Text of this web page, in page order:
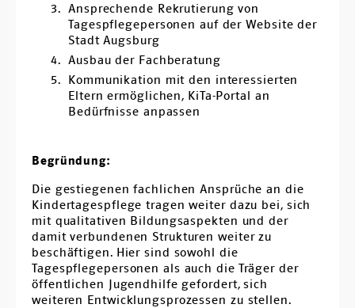
Ansprechende Rekrutierung von
Tagespflegepersonen auf der Website der
Stadt Augsburg
Ausbau der Fachberatung
Kommunikation mit den interessierten
Eltern ermöglichen, KiTa-Portal an
Bedürfnisse anpassen
Begründung:
Die gestiegenen fachlichen Ansprüche an die
Kindertagespflege tragen weiter dazu bei, sich
mit qualitativen Bildungsaspekten und der
damit verbundenen Strukturen weiter zu
beschäftigen. Hier sind sowohl die
Tagespflegepersonen als auch die Träger der
öffentlichen Jugendhilfe gefordert, sich
weiteren Entwicklungsprozessen zu stellen.